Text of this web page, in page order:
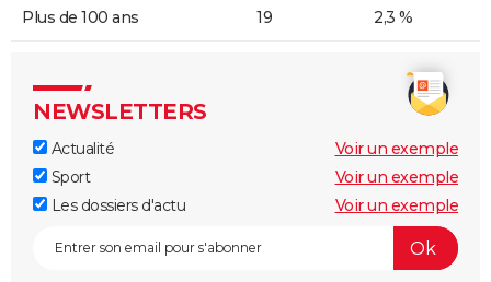
Plus de 100 ans 19 2,3 %
NEWSLETTERS
Actualité
Voir un exemple
Sport
Voir un exemple
Les dossiers d'actu
Voir un exemple